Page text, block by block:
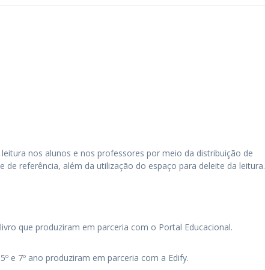
nos alunos e nos professores por meio da distribuição de
de referência, além da utilização do espaço para deleite da leitura.
que produziram em parceria com o Portal Educacional.
e 7º ano produziram em parceria com a Edify.